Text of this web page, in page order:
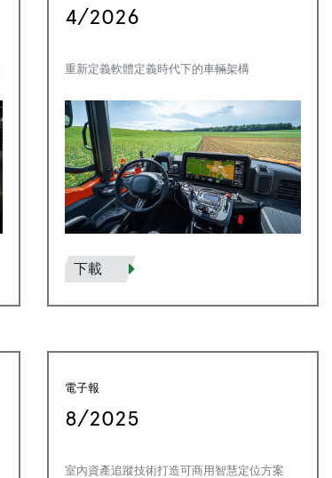
4/2026
重新定義軟體定義時代下的車輛架構
下載
電子報
8/2025
室內資產追蹤技術打造可商用智慧定位方案